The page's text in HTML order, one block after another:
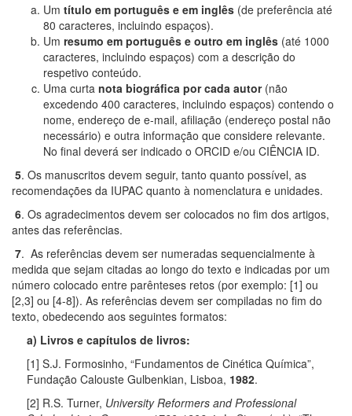
Um título em português e em inglês (de preferência até
80 caracteres, incluindo espaços).
Um resumo em português e outro em inglês (até 1000
caracteres, incluindo espaços) com a descrição do
respetivo conteúdo.
Uma curta nota biográfica por cada autor(não
excedendo 400 caracteres, incluindo espaços) contendo o
nome, endereço de e-mail, afiliação (endereço postal não
necessário) e outra informação que considere relevante.
No final deverá ser indicado o ORCID e/ou CIÊNCIA ID.
5. Os manuscritos devem seguir, tanto quanto possível, as
recomendações da IUPAC quanto à nomenclatura e unidades.
6. Os agradecimentos devem ser colocados no fim dos artigos,
antes das referências.
7. As referências devem ser numeradas sequencialmente à
medida que sejam citadas ao longo do texto e indicadas por um
número colocado entre parênteses retos (por exemplo: [1] ou
[2,3] ou [4-8]). As referências devem ser compiladas no fim do
texto, obedecendo aos seguintes formatos:
a) Livros e capítulos de livros:
[1] S.J. Formosinho, “Fundamentos de Cinética Química”,
Fundação Calouste Gulbenkian, Lisboa, 1982.
[2] R.S. Turner, University Reformers and Professional